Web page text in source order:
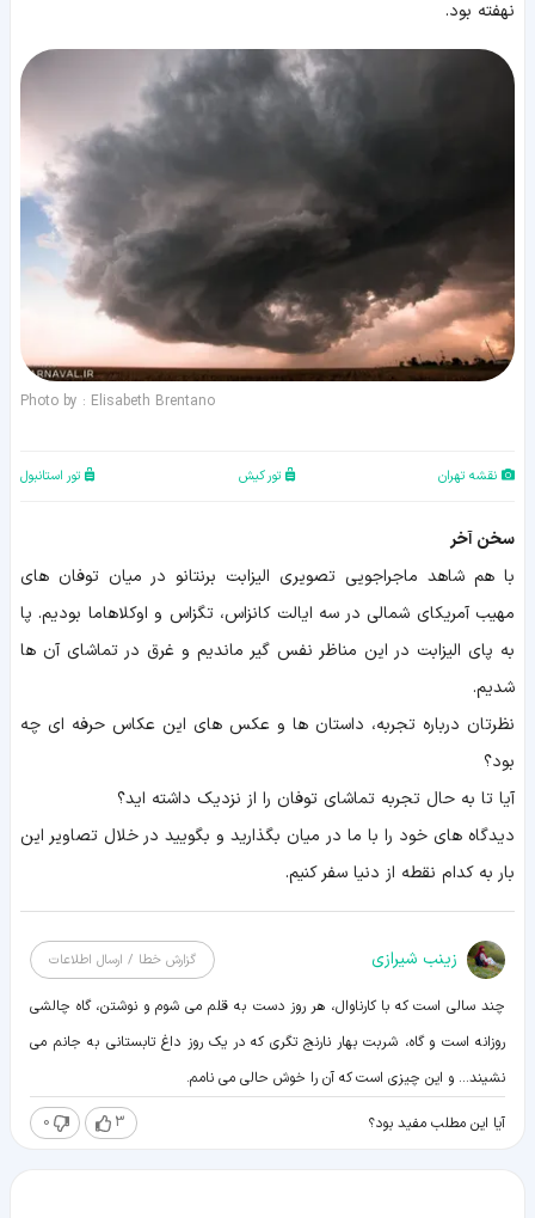
نهفته بود.
Photo by : Elisabeth Brentano
نقشه تهران تور کیش تور استانبول
سخن آخر
با هم شاهد ماجراجویی تصویری الیزابت برنتانو در میان توفان های
مهیب آمریکای شمالی در سه ایالت کانزاس، تگزاس و اوکلاهاما بودیم. پا
به پای الیزابت در این مناظر نفس گیر ماندیم و غرق در تماشای آن ها
شدیم.
نظرتان درباره تجربه، داستان ها و عکس های این عکاس حرفه ای چه
بود؟
آیا تا به حال تجربه تماشای توفان را از نزدیک داشته اید؟
دیدگاه های خود را با ما در میان بگذارید و بگویید در خلال تصاویر این
بار به کدام نقطه از دنیا سفر کنیم.
زينب شيرازی گزارش خطا / ارسال اطلاعات
چند سالی است که با کارناوال، هر روز دست به قلم می شوم و نوشتن، گاه چالشی
روزانه است و گاه، شربت بهار نارنج تگری که در یک روز داغ تابستانی به جانم می
نشیند... و این چیزی است که آن را خوش حالی می نامم.
آیا این مطلب مفید بود؟ 3
0